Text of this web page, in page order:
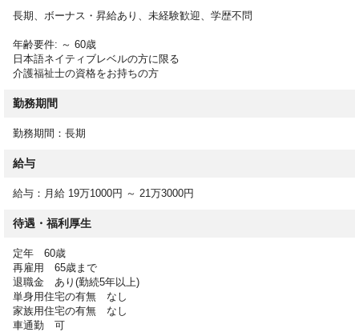
具体的には、ご入居者様の生活プラン（ケアプラン）の立案・実
施。身体的な介助や身の回りの手伝い、アクティビティや行事の
企画・立案、などサービス提供の核として活躍を期待されていま
【応募資格】
介護福祉士の資格をお持ちの方
※応募の際に、保有資格をご記載いただくと、選考がスムーズで
す。
08:30-17:30
07:00-16:00
09:30-18:30
10:00-19:00
17:00-09:00休憩時間（日勤） 60分
長期、ボーナス・昇給あり、未経験歓迎、学歴不問
年齢要件: ～ 60歳
日本語ネイティブレベルの方に限る
介護福祉士の資格をお持ちの方
勤務期間
勤務期間：長期
給与
給与：月給 19万1000円 ～ 21万3000円
待遇・福利厚生
定年 60歳
再雇用 65歳まで
退職金 あり(勤続5年以上)
単身用住宅の有無 なし
家族用住宅の有無 なし
車通勤 可